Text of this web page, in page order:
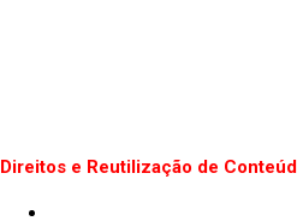
Direitos e Reutilização de